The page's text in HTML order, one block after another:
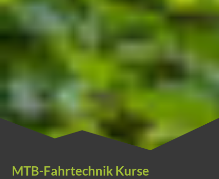
MTB-Fahrtechnik Kurse